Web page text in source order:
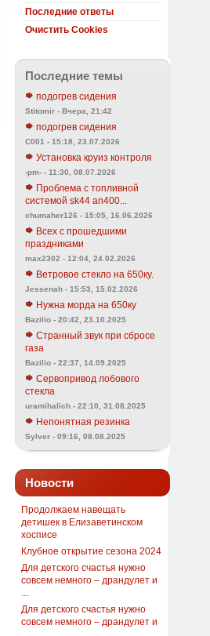
Последние ответы
Очистить Cookies
Последние темы
подогрев сидения
Stitomir - Вчера, 21:42
подогрев сидения
C001 - 15:18, 23.07.2026
Установка круиз контроля
-pm- - 11:30, 08.07.2026
Проблема с топливной
системой sk44 an400...
chumaher126 - 15:05, 16.06.2026
Всех с прошедшими
праздниками
max2302 - 12:04, 24.02.2026
Ветровое стекло на 650ку.
Jessenah - 15:53, 15.02.2026
Нужна морда на 650ку
Bazilio - 20:42, 23.10.2025
Странный звук при сбросе
газа
Bazilio - 22:37, 14.09.2025
Сервопривод лобового
стекла
uramihalich - 22:10, 31.08.2025
Непонятная резинка
Sylver - 09:16, 08.08.2025
Новости
Продолжаем навещать
детишек в Елизаветинском
хосписе
Клубное открытие сезона 2024
Для детского счастья нужно
совсем немного – драндулет и
Для детского счастья нужно
совсем немного – драндулет и